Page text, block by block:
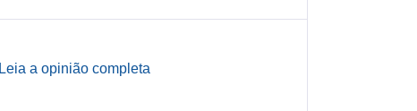
Leia a opinião completa